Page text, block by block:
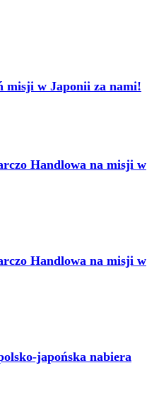
w Japonii za nami!
Handlowa na misji w
Handlowa na misji w
japońska nabiera